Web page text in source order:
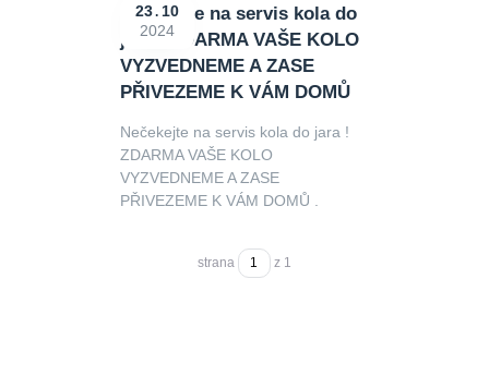
Nečekejte na servis kola do
jara ! ZDARMA VAŠE KOLO
VYZVEDNEME A ZASE
PŘIVEZEME K VÁM DOMŮ
23
10
2024
Nečekejte na servis kola do jara !
ZDARMA VAŠE KOLO
VYZVEDNEME A ZASE
PŘIVEZEME K VÁM DOMŮ .
strana z 1